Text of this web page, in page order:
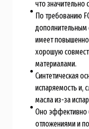
что значительно
По требованию
дополнительным
имеет
хорошую
материалами.
Синтетическая
испаряемость и,
масла из-за
Оно эффективно
отложениями и